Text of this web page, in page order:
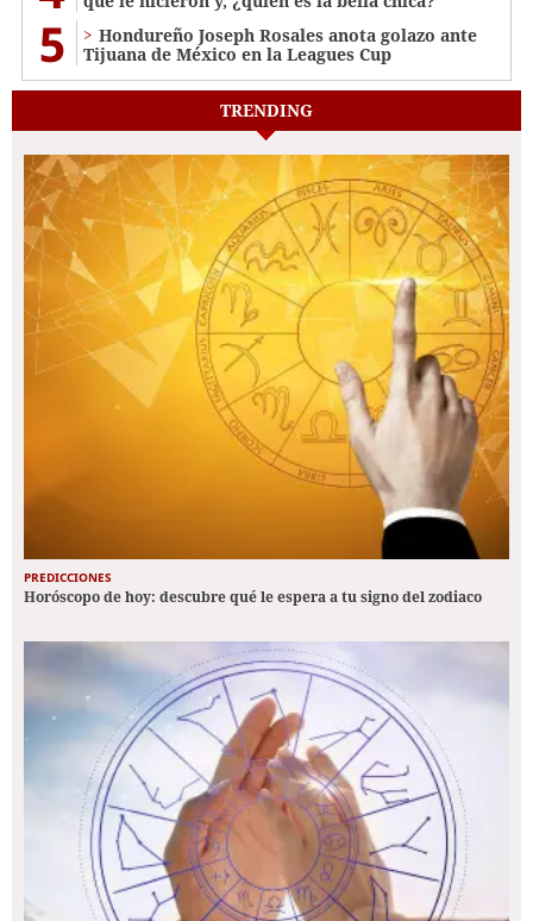
5
Hondureño Joseph Rosales anota golazo ante
Tijuana de México en la Leagues Cup
TRENDING
PREDICCIONES
Horóscopo de hoy: descubre qué le espera a tu signo del zodiaco